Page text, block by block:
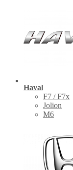
Haval
F7 / F7x
Jolion
M6